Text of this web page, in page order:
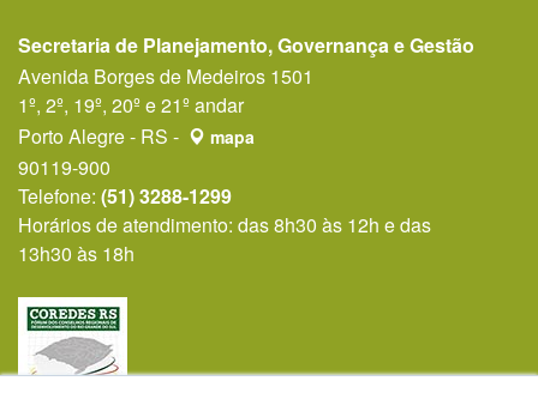
Secretaria de Planejamento, Governança e Gestão
Avenida Borges de Medeiros 1501
1º, 2º, 19º, 20º e 21º andar
Porto Alegre - RS -
mapa
90119-900
Telefone: (51) 3288-1299
Horários de atendimento: das 8h30 às 12h e das
13h30 às 18h